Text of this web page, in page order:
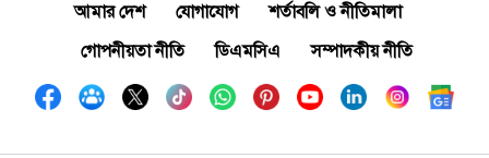
আমার দেশ যোগাযোগ
শর্তাবলি ও নীতিমালা
গোপনীয়তা নীতি
ডিএমসিএ সম্পাদকীয় নীতি